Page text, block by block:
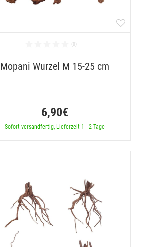
Mopani Wurzel M 15-25 cm
6,90€
Sofort versandfertig, Lieferzeit 1 - 2 Tage